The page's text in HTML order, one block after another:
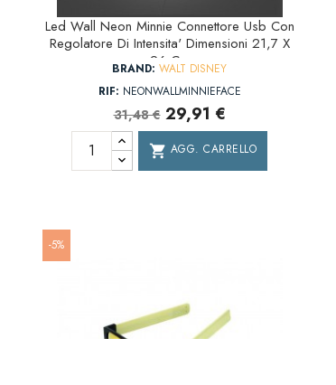
Led Wall Neon Minnie Connettore Usb Con
Regolatore Di Intensita' Dimensioni 21,7 X
26 Cm
BRAND: WALT DISNEY
RIF: NEONWALLMINNIEFACE
31,48 € 29,91 €
shopping_cart AGG. CARRELLO
-5%